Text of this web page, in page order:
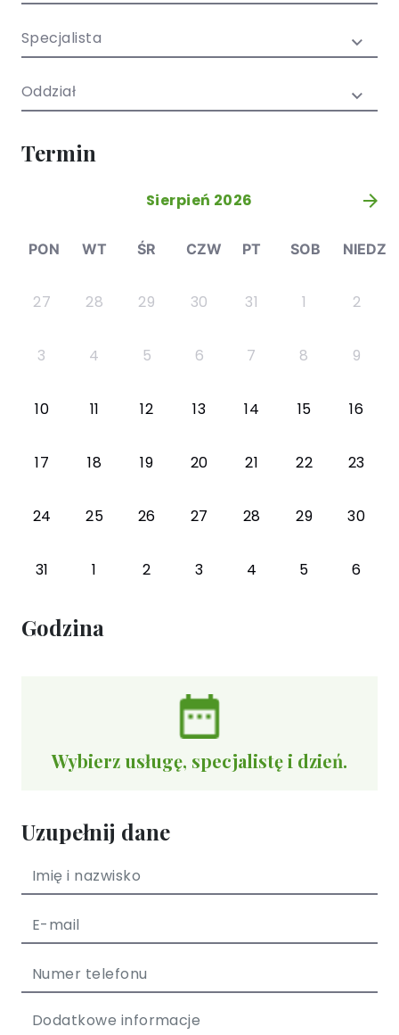
młodzieży
Specjalista
Oddział
Termin
Sierpień 2026 »
PON WT ŚR CZW PT SOB NIEDZ
27 28 29 30 31 1 2
3 4 5 6 7 8 9
10 11 12 13 14 15 16
17 18 19 20 21 22 23
24 25 26 27 28 29 30
31 1 2 3 4 5 6
Godzina
Wybierz usługę, specjalistę i dzień.
Uzupełnij dane